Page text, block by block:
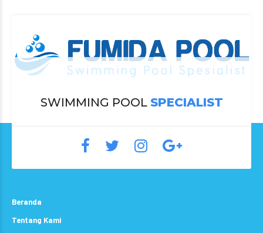
SWIMMING POOL SPECIALIST
Beranda
Tentang Kami